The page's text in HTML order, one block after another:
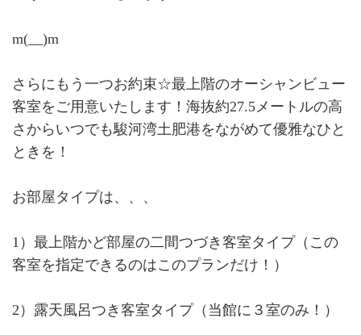
m(__)m
さらにもう一つお約束☆最上階のオーシャンビュー
客室をご用意いたします！海抜約27.5メートルの高
さからいつでも駿河湾土肥港をながめて優雅なひと
ときを！
お部屋タイプは、、、
1）最上階かど部屋の二間つづき客室タイプ（この
客室を指定できるのはこのプランだけ！）
2）露天風呂つき客室タイプ（当館に３室のみ！）